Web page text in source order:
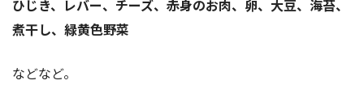
ひじき、レバー、チーズ、赤身のお肉、卵、大豆、海苔、
煮干し、緑黄色野菜
などなど。